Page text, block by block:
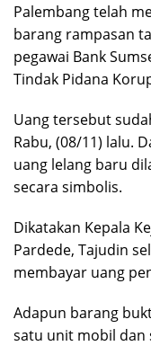
Palembang telah
barang rampasan
pegawai Bank
Tindak Pidana
Uang tersebut
Rabu, (08/11) lalu.
uang lelang baru
secara simbolis.
Dikatakan Kepala
Pardede, Tajudin
membayar uang
Adapun barang
satu unit mobil dan